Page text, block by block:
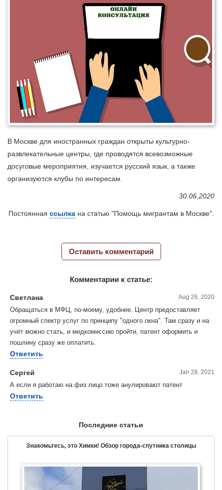
В Москве для иностранных граждан открыты культурно-
развлекательные центры, где проводятся всевозможные
досуговые мероприятия, изучается русский язык, а также
организуются клубы по интересам.
30.06.2020
Постоянная ссылкана статью "Помощь мигрантам в Москве".
Оставить комментарий
Комментарии к статье:
Светлана Aug 26, 2020
Обращаться в МФЦ, по-моему, удобнее. Центр предоставляет
огромный спектр услуг по принципу "одного окна". Там сразу и на
учёт можно стать, и медкомиссию пройти, патент оформить и
пошлину сразу же оплатить.
Ответить
Сергей Jan 28, 2021
А если я работаю на физ лицо тоже анулировают патент
Ответить
Последние статьи
Знакомьтесь, это Химки! Обзор города-спутника столицы